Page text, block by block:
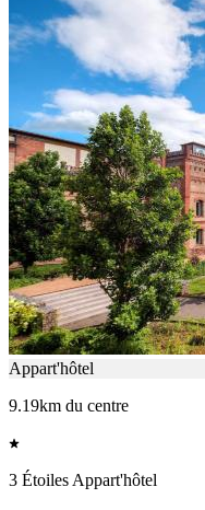
Appart'hôtel
9.19km du centre
3 Étoiles Appart'hôtel